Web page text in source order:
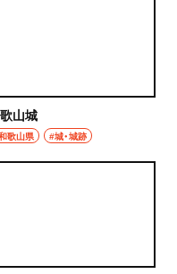
山城
歌山県 #城・城跡